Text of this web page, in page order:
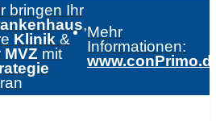
bringen Ihr
,
Klinik &
MVZ mit
Mehr
Informationen: